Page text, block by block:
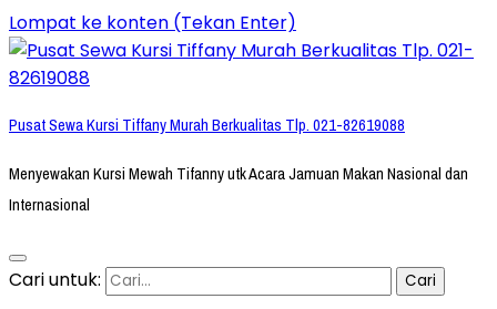
Lompat ke konten (Tekan Enter)
Pusat Sewa Kursi Tiffany Murah Berkualitas Tlp. 021-82619088
Menyewakan Kursi Mewah Tifanny utk Acara Jamuan Makan Nasional dan
Internasional
Cari untuk: